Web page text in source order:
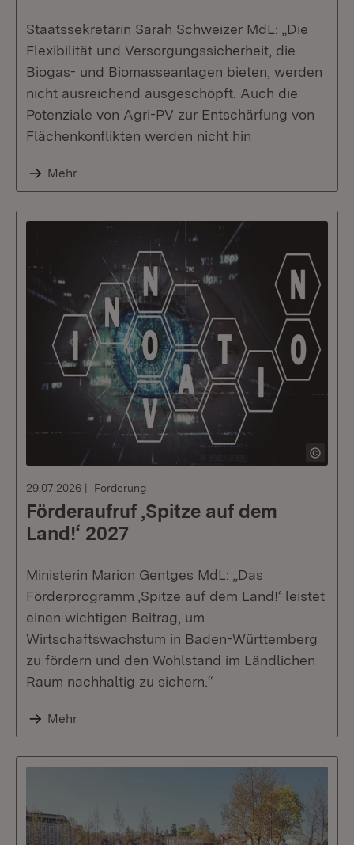
Staatssekretärin Sarah Schweizer MdL: „Die
Flexibilität und Versorgungssicherheit, die
Biogas- und Biomasseanlagen bieten, werden
nicht ausreichend ausgeschöpft. Auch die
Potenziale von Agri-PV zur Entschärfung von
Flächenkonflikten werden nicht hin
Mehr
29.07.2026 Förderung
Förderaufruf ‚Spitze auf dem
Land!‘ 2027
Ministerin Marion Gentges MdL: „Das
Förderprogramm ‚Spitze auf dem Land!‘ leistet
einen wichtigen Beitrag, um
Wirtschaftswachstum in Baden-Württemberg
zu fördern und den Wohlstand im Ländlichen
Raum nachhaltig zu sichern.“
Mehr